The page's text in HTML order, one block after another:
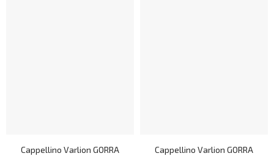
Cappellino Varlion GORRA
Cappellino Varlion GORRA